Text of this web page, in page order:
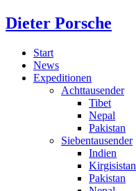
Dieter Porsche
Start
News
Expeditionen
Achttausender
Tibet
Nepal
Pakistan
Siebentausender
Indien
Kirgisistan
Pakistan